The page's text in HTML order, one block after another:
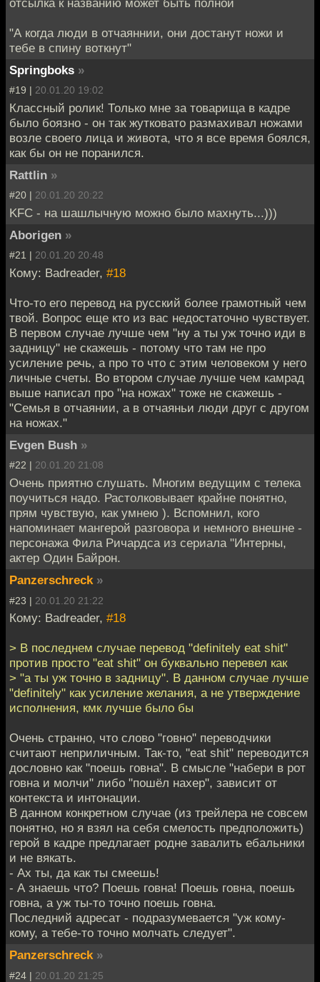
отсылка к названию может быть полной
"А когда люди в отчаяннии, они достанут ножи и
тебе в спину воткнут"
Springboks »
#19 | 20.01.20 19:02
Классный ролик! Только мне за товарища в кадре
было боязно - он так жутковато размахивал ножами
возле своего лица и живота, что я все время боялся,
как бы он не поранился.
Rattlin »
#20 | 20.01.20 20:22
KFC - на шашлычную можно было махнуть...)))
Aborigen »
#21 | 20.01.20 20:48
Кому: Badreader, #18
Что-то его перевод на русский более грамотный чем
твой. Вопрос еще кто из вас недостаточно чувствует.
В первом случае лучше чем "ну а ты уж точно иди в
задницу" не скажешь - потому что там не про
усиление речь, а про то что с этим человеком у него
личные счеты. Во втором случае лучше чем камрад
выше написал про "на ножах" тоже не скажешь -
"Семья в отчаянии, а в отчаяньи люди друг с другом
на ножах."
Evgen Bush »
#22 | 20.01.20 21:08
Очень приятно слушать. Многим ведущим с телека
поучиться надо. Растолковывает крайне понятно,
прям чувствую, как умнею ). Вспомнил, кого
напоминает мангерой разговора и немного внешне -
персонажа Фила Ричардса из сериала "Интерны,
актер Один Байрон.
Panzerschreck »
#23 | 20.01.20 21:22
Кому: Badreader, #18
> В последнем случае перевод "definitely eat shit"
против просто "eat shit" он буквально перевел как
> "а ты уж точно в задницу". В данном случае лучше
"definitely" как усиление желания, а не утверждение
исполнения, кмк лучше было бы
Очень странно, что слово "говно" переводчики
считают неприличным. Так-то, "eat shit" переводится
дословно как "поешь говна". В смысле "набери в рот
говна и молчи" либо "пошёл нахер", зависит от
контекста и интонации.
В данном конкретном случае (из трейлера не совсем
понятно, но я взял на себя смелость предположить)
герой в кадре предлагает родне завалить ебальники
и не вякать.
- Ах ты, да как ты смеешь!
- А знаешь что? Поешь говна! Поешь говна, поешь
говна, а уж ты-то точно поешь говна.
Последний адресат - подразумевается "уж кому-
кому, а тебе-то точно молчать следует".
Panzerschreck »
#24 | 20.01.20 21:25